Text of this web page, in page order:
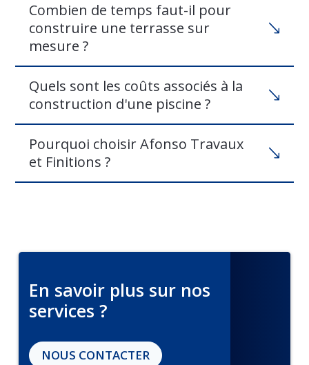
Combien de temps faut-il pour
construire une terrasse sur
mesure ?
Quels sont les coûts associés à la
construction d'une piscine ?
Pourquoi choisir Afonso Travaux
et Finitions ?
En savoir plus sur nos
services ?
NOUS CONTACTER